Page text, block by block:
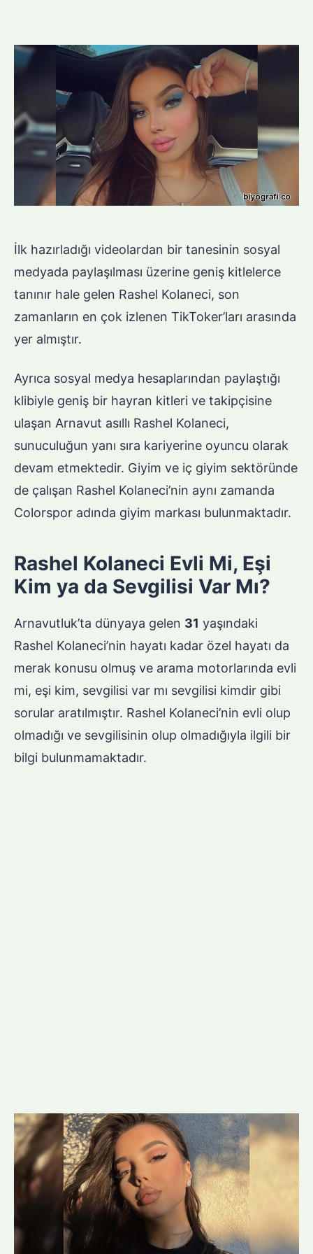
İlk hazırladığı videolardan bir tanesinin sosyal
medyada paylaşılması üzerine geniş kitlelerce
tanınır hale gelen Rashel Kolaneci, son
zamanların en çok izlenen TikToker’ları arasında
yer almıştır.
Ayrıca sosyal medya hesaplarından paylaştığı
klibiyle geniş bir hayran kitleri ve takipçisine
ulaşan Arnavut asıllı Rashel Kolaneci,
sunuculuğun yanı sıra kariyerine oyuncu olarak
devam etmektedir. Giyim ve iç giyim sektöründe
de çalışan Rashel Kolaneci’nin aynı zamanda
Colorspor adında giyim markası bulunmaktadır.
Rashel Kolaneci Evli Mi, Eşi
Kim ya da Sevgilisi Var Mı?
Arnavutluk’ta dünyaya gelen 31 yaşındaki
Rashel Kolaneci’nin hayatı kadar özel hayatı da
merak konusu olmuş ve arama motorlarında evli
mi, eşi kim, sevgilisi var mı sevgilisi kimdir gibi
sorular aratılmıştır. Rashel Kolaneci’nin evli olup
olmadığı ve sevgilisinin olup olmadığıyla ilgili bir
bilgi bulunmamaktadır.